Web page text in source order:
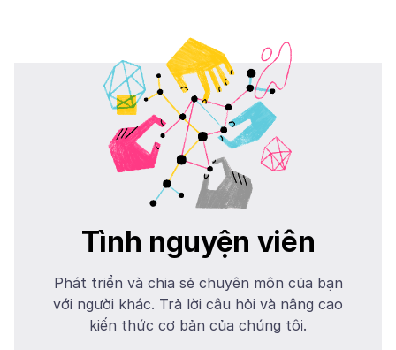
Tình nguyện viên
Phát triển và chia sẻ chuyên môn của bạn
với người khác. Trả lời câu hỏi và nâng cao
kiến thức cơ bản của chúng tôi.